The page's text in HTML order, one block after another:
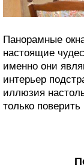
Панорамные
настоящие
именно они
интерьер
иллюзия
только поверить